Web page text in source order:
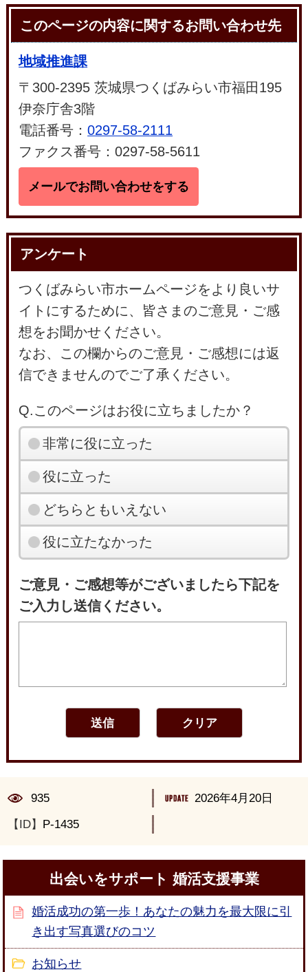
このページの内容に関するお問い合わせ先
地域推進課
〒300-2395 茨城県つくばみらい市福田195
伊奈庁舎3階
電話番号：0297-58-2111
ファクス番号：0297-58-5611
メールでお問い合わせをする
アンケート
つくばみらい市ホームページをより良いサ
イトにするために、皆さまのご意見・ご感
想をお聞かせください。
なお、この欄からのご意見・ご感想には返
信できませんのでご了承ください。
Q.このページはお役に立ちましたか？
非常に役に立った
役に立った
どちらともいえない
役に立たなかった
ご意見・ご感想等がございましたら下記を
ご入力し送信ください。
935 2026年4月20日
【ID】 P-1435
出会いをサポート 婚活支援事業
婚活成功の第一歩！あなたの魅力を最大限に引
き出す写真選びのコツ
お知らせ